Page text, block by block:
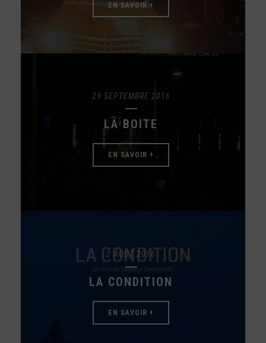
EN SAVOIR +
29 SEPTEMBRE 2016
LA BOITE
EN SAVOIR +
2 AOÛT 2016
LA CONDITION
EN SAVOIR +